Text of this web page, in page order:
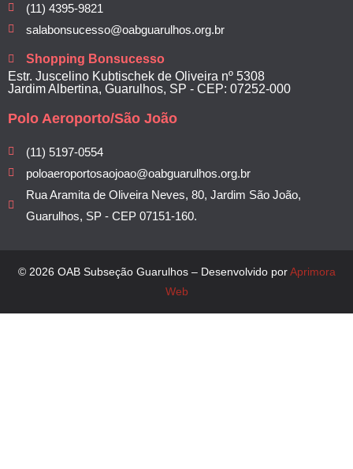
(11) 4395-9821
salabonsucesso@oabguarulhos.org.br
Shopping Bonsucesso
Estr. Juscelino Kubtischek de Oliveira nº 5308
Jardim Albertina, Guarulhos, SP - CEP: 07252-000
Polo Aeroporto/São João
(11) 5197-0554
poloaeroportosaojoao@oabguarulhos.org.br
Rua Aramita de Oliveira Neves, 80, Jardim São João,
Guarulhos, SP - CEP 07151-160.
© 2026 OAB Subseção Guarulhos – Desenvolvido porAprimora
Web